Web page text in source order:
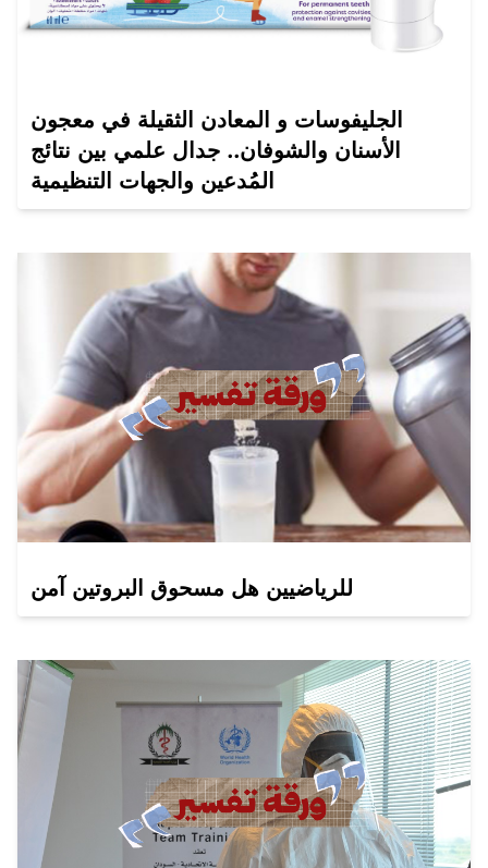
الجليفوسات و المعادن الثقيلة في معجون
الأسنان والشوفان.. جدال علمي بين نتائج
المُدعين والجهات التنظيمية
للرياضيين هل مسحوق البروتين آمن